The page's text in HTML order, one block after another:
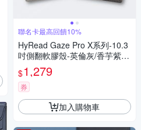
聯名卡最高回饋10%
HyRead Gaze Pro X系列-10.3
吋側翻軟膠殼-英倫灰/香芋紫/
雅灰
$1,279
券
加入購物車